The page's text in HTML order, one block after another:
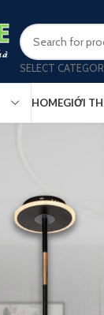
SELECT
HOMEGIỚI